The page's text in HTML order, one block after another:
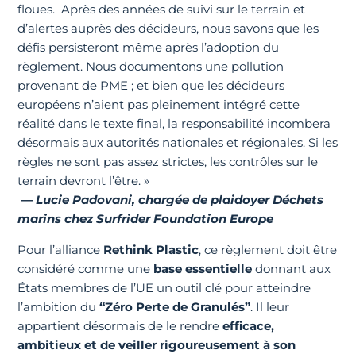
floues. Après des années de suivi sur le terrain et
d’alertes auprès des décideurs, nous savons que les
défis persisteront même après l’adoption du
règlement. Nous documentons une pollution
provenant de PME ; et bien que les décideurs
européens n’aient pas pleinement intégré cette
réalité dans le texte final, la responsabilité incombera
désormais aux autorités nationales et régionales. Si les
règles ne sont pas assez strictes, les contrôles sur le
terrain devront l’être. »
—Lucie Padovani, chargée de plaidoyer Déchets
marins chez Surfrider Foundation Europe
Pour l’alliance Rethink Plastic, ce règlement doit être
considéré comme une base essentielle donnant aux
États membres de l’UE un outil clé pour atteindre
l’ambition du“Zéro Perte de Granulés”. Il leur
appartient désormais de le rendreefficace,
ambitieux et de veiller rigoureusement à son